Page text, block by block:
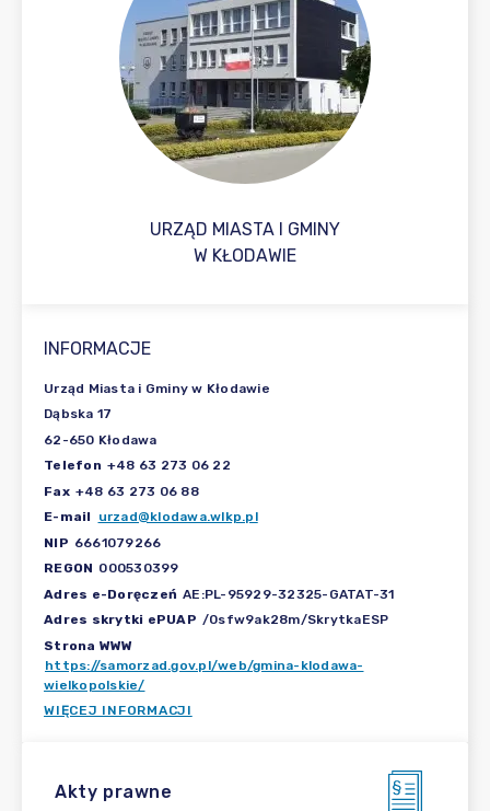
URZĄD MIASTA I GMINY
W KŁODAWIE
INFORMACJE
Urząd Miasta i Gminy w Kłodawie
Dąbska 17
62-650 Kłodawa
Telefon +48 63 273 06 22
Fax +48 63 273 06 88
E-mail
urzad@klodawa.wlkp.pl
NIP 6661079266
REGON 000530399
Adres e-Doręczeń AE:PL-95929-32325-GATAT-31
Adres skrytki ePUAP /0sfw9ak28m/SkrytkaESP
Strona WWW
https://samorzad.gov.pl/web/gmina-klodawa-
wielkopolskie/
WIĘCEJ INFORMACJI
Akty prawne